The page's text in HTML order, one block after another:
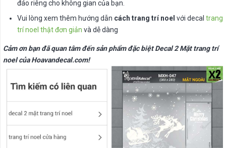
đáo riêng cho không gian của bạn.
Vui lòng xem thêm hướng dẫn cách trang trí noel với decal trang
trí noel thật đơn giản và dễ dàng
Cảm ơn bạn đã quan tâm đến sản phẩm đặc biệt Decal 2 Mặt trang trí
noel của Hoavandecal.com!